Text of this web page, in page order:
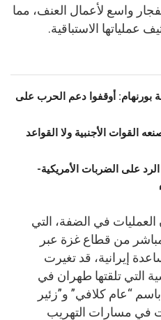
واسع لأعمال العنف، مما
عملياتها الاستباقية.
بورنهام: أوقفوا دعم الحرب على
القوات الأجنبية ولا القواعد
الرد على الضربات الأمريكية-
العمليات في الضفة، التي
من قطاع غزة عبر
إيرانية، قد تغيرت
التي تلقتها طهران في
“عام كلافي” و”زئير
في مسارات التهريب